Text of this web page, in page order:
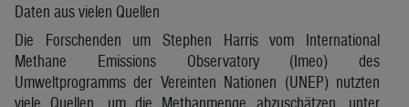
Daten aus vielen Quellen
Die Forschenden um Stephen Harris vom International
Methane Emissions Observatory (Imeo) des
Umweltprogramms der Vereinten Nationen (UNEP) nutzten
viele Quellen, um die Methanmenge abzuschätzen, unter